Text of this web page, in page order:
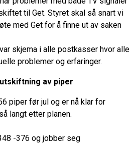
til Get. Styret skal så snart vi
med Get for å finne ut av saken
skjema i alle postkasser hvor alle
problemer og erfaringer.
av piper
piper før jul og er nå klar for
langt etter planen.
-376 og jobber seg